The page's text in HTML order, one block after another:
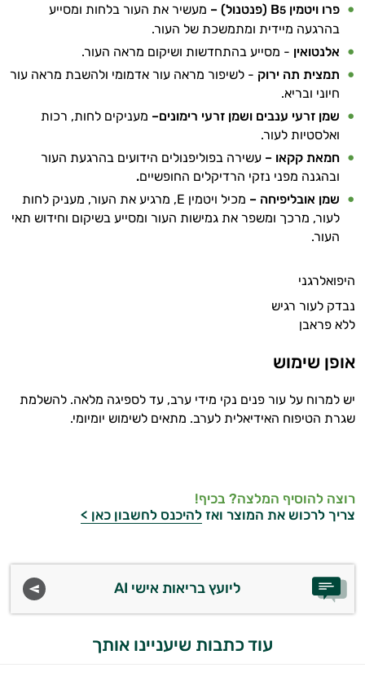
פרו ויטמין 5
B (פנטנול) – מעשיר את העור בלחות ומסייע
בהרגעה מיידית ומתמשכת של העור.
אלנטואין - מסייע בהתחדשות ושיקום מראה העור.
תמצית תה ירוק - לשיפור מראה עור אדמומי ולהשבת מראה עור
חיוני ובריא.
שמן זרעי ענבים ושמן זרעי רימונים– מעניקים לחות, רכות
ואלסטיות לעור.
חמאת קקאו – עשירה בפוליפנולים הידועים בהרגעת העור
ובהגנה מפני נזקי הרדיקלים החופשיים.
שמן אובליפיחה – מכיל ויטמין E, מרגיע את העור, מעניק לחות
לעור, מרכך ומשפר את גמישות העור ומסייע בשיקום וחידוש תאי
העור.
היפואלרגני
נבדק לעור רגיש
ללא פראבן
אופן שימוש
יש למרוח על עור פנים נקי מידי ערב, עד לספיגה מלאה. להשלמת
שגרת הטיפוח האידיאלית לערב. מתאים לשימוש יומיומי.
רוצה להוסיף המלצה? בכיף!
צריך לרכוש את המוצר ואז להיכנס לחשבון כאן >
ליועץ בריאות אישי AI
עוד כתבות שיעניינו אותך